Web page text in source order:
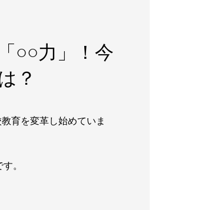
○○力」！今
？
育を変革し始めていま
。